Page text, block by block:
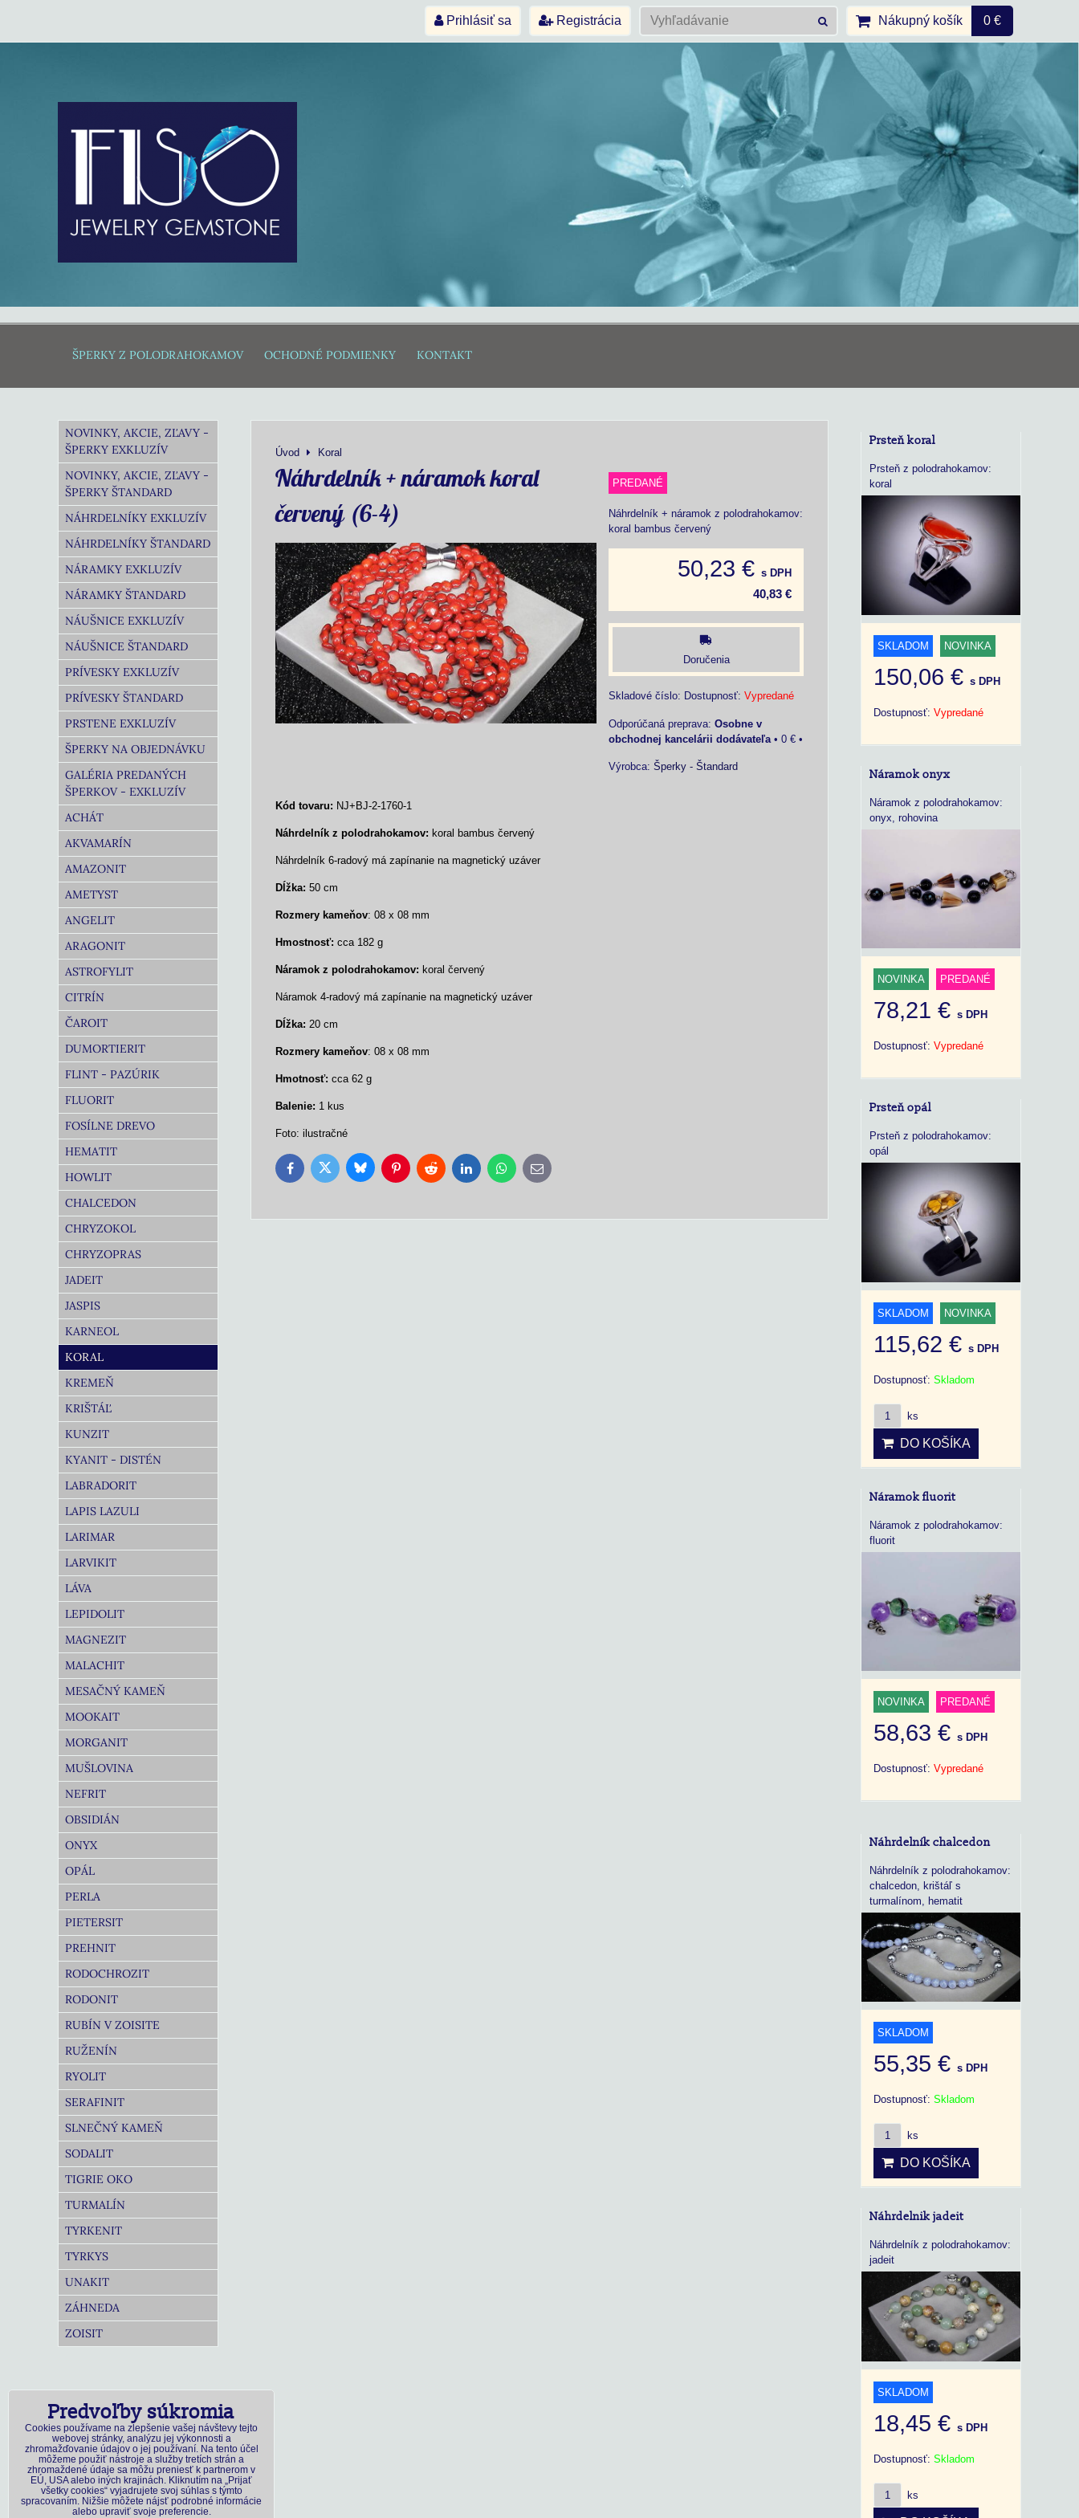
Prihlásiť sa Registrácia Nákupný košík 0 €
ŠPERKY Z POLODRAHOKAMOV OCHODNÉ PODMIENKY KONTAKT
Úvod Koral
Náhrdelník + náramok koral
červený (6-4)
PREDANÉ
Náhrdelník + náramok z polodrahokamov:
koral bambus červený
50,23 € s DPH
40,83 €
Doručenia
Skladové číslo: Dostupnosť: Vypredané
Osobne v
obchodnej kancelárii dodávateľa • 0 € •
Výrobca: Šperky - Štandard
Kód tovaru: NJ+BJ-2-1760-1
Náhrdelník z polodrahokamov: koral bambus červený
Náhrdelník 6-radový má zapínanie na magnetický uzáver
Dĺžka: 50 cm
Rozmery kameňov: 08 x 08 mm
Hmostnosť: cca 182 g
Náramok z polodrahokamov: koral červený
Náramok 4-radový má zapínanie na magnetický uzáver
Dĺžka: 20 cm
Rozmery kameňov: 08 x 08 mm
Hmotnosť: cca 62 g
Balenie: 1 kus
Foto: ilustračné
FacebookTwitter BlueskyPinterestReddit LinkedInWhatsApp
E-
mail
NOVINKY, AKCIE, ZĽAVY -
ŠPERKY EXKLUZÍV
NOVINKY, AKCIE, ZĽAVY -
ŠPERKY ŠTANDARD
NÁHRDELNÍKY EXKLUZÍV
NÁHRDELNÍKY ŠTANDARD
NÁRAMKY EXKLUZÍV
NÁRAMKY ŠTANDARD
NÁUŠNICE EXKLUZÍV
NÁUŠNICE ŠTANDARD
PRÍVESKY EXKLUZÍV
PRÍVESKY ŠTANDARD
PRSTENE EXKLUZÍV
ŠPERKY NA OBJEDNÁVKU
GALÉRIA PREDANÝCH
ŠPERKOV - EXKLUZÍV
ACHÁT
AKVAMARÍN
AMAZONIT
AMETYST
ANGELIT
ARAGONIT
ASTROFYLIT
CITRÍN
ČAROIT
DUMORTIERIT
FLINT - PAZÚRIK
FLUORIT
FOSÍLNE DREVO
HEMATIT
HOWLIT
CHALCEDON
CHRYZOKOL
CHRYZOPRAS
JADEIT
JASPIS
KARNEOL
KORAL
KREMEŇ
KRIŠTÁĽ
KUNZIT
KYANIT - DISTÉN
LABRADORIT
LAPIS LAZULI
LARIMAR
LARVIKIT
LÁVA
LEPIDOLIT
MAGNEZIT
MALACHIT
MESAČNÝ KAMEŇ
MOOKAIT
MORGANIT
MUŠLOVINA
NEFRIT
OBSIDIÁN
ONYX
OPÁL
PERLA
PIETERSIT
PREHNIT
RODOCHROZIT
RODONIT
RUBÍN V ZOISITE
RUŽENÍN
RYOLIT
SERAFINIT
SLNEČNÝ KAMEŇ
SODALIT
TIGRIE OKO
TURMALÍN
TYRKENIT
TYRKYS
UNAKIT
ZÁHNEDA
ZOISIT
Prsteň koral
Prsteň z polodrahokamov:
koral
SKLADOM NOVINKA
150,06 € s DPH
Dostupnosť: Vypredané
Náramok onyx
Náramok z polodrahokamov:
onyx, rohovina
NOVINKA PREDANÉ
78,21 € s DPH
Dostupnosť: Vypredané
Prsteň opál
Prsteň z polodrahokamov:
opál
SKLADOM NOVINKA
115,62 € s DPH
Dostupnosť: Skladom
ks
DO KOŠÍKA
Náramok fluorit
Náramok z polodrahokamov:
fluorit
NOVINKA PREDANÉ
58,63 € s DPH
Dostupnosť: Vypredané
Náhrdelník chalcedon
Náhrdelník z polodrahokamov:
chalcedon, krištáľ s
turmalínom, hematit
SKLADOM
55,35 € s DPH
Dostupnosť: Skladom
ks
DO KOŠÍKA
Náhrdelnik jadeit
Náhrdelník z polodrahokamov:
jadeit
SKLADOM
18,45 € s DPH
Dostupnosť: Skladom
ks
Predvoľby súkromia
Cookies používame na zlepšenie vašej návštevy tejto
webovej stránky, analýzu jej výkonnosti a
zhromažďovanie údajov o jej používaní. Na tento účel
môžeme použiť nástroje a služby tretích strán a
zhromaždené údaje sa môžu preniesť k partnerom v
EÚ, USA alebo iných krajinách. Kliknutím na „Prijať
všetky cookies“ vyjadrujete svoj súhlas s týmto
spracovaním. Nižšie môžete nájsť podrobné informácie
alebo upraviť svoje preferencie.